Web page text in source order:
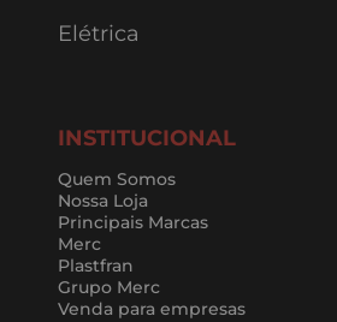
Elétrica
INSTITUCIONAL
Quem Somos
Nossa Loja
Principais Marcas
Merc
Plastfran
Grupo Merc
Venda para empresas